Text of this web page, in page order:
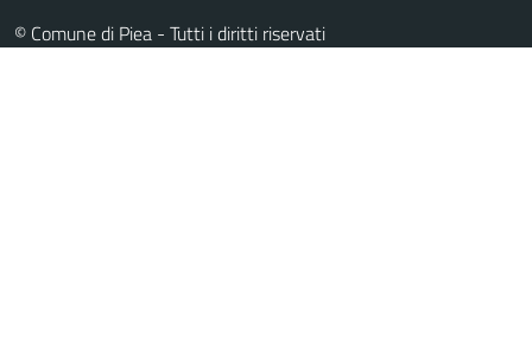
© Comune di Piea - Tutti i diritti riservati